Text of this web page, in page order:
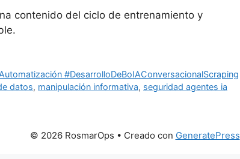
contenido del ciclo de entrenamiento y
#DesarrolloDeBoIAConversacionalScraping
datos, manipulación informativa, seguridad agentes ia
© 2026 RosmarOps • Creado con GeneratePress